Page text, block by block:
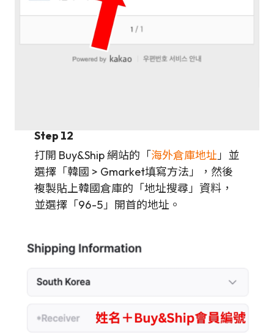
Step 12
打開 Buy&Ship 網站的「海外倉庫地址」並
選擇「韓國 > Gmarket填寫方法」，然後
複製貼上韓國倉庫的「地址搜尋」資料，
並選擇「96-5」開首的地址。